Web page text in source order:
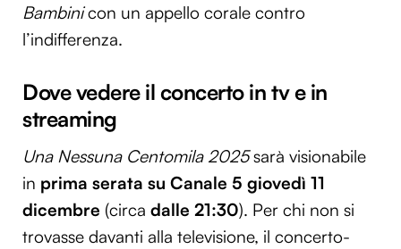
Bambinicon un appello corale contro
l’indifferenza.
Dove vedere il concerto in tve in
streaming
Una Nessuna Centomila 2025sarà visionabile
in prima serata su Canale 5 giovedì 11
dicembre (circa dalle 21:30). Per chi non si
trovasse davanti alla televisione, il concerto-